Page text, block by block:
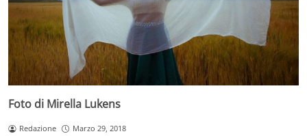
Foto di Mirella Lukens
Redazione Marzo 29, 2018